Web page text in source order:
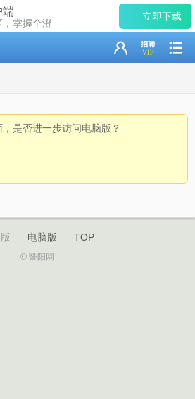
端
掌握全澄
立即下载
是否进一步访问电脑版？
电脑版 TOP
© 暨阳网